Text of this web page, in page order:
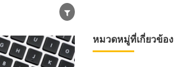
หมวดหมู่ที่เกี่ยวข้อง